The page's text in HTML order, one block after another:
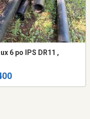
6 po IPS DR11 ,